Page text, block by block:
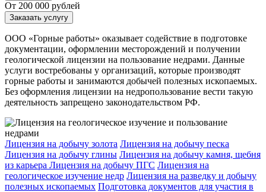
От 200 000 рублей
Заказать услугу
ООО «Горные работы» оказывает содействие в подготовке
документации, оформлении месторождений и получении
геологической лицензии на пользование недрами. Данные
услуги востребованы у организаций, которые производят
горные работы и занимаются добычей полезных ископаемых.
Без оформления лицензии на недропользование вести такую
деятельность запрещено законодательством РФ.
Лицензия на добычу золота Лицензия на добычу песка
Лицензия на добычу глины Лицензия на добычу камня, щебня
из карьера Лицензия на добычу ПГС Лицензия на
геологическое изучение недр Лицензия на разведку и добычу
полезных ископаемых Подготовка документов для участия в